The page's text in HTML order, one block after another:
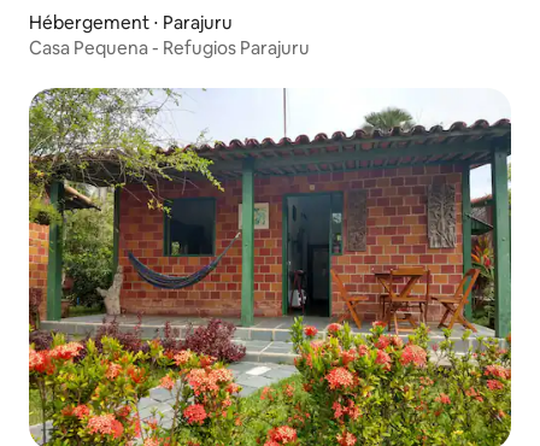
Hébergement ⋅ Parajuru
Casa Pequena - Refugios Parajuru